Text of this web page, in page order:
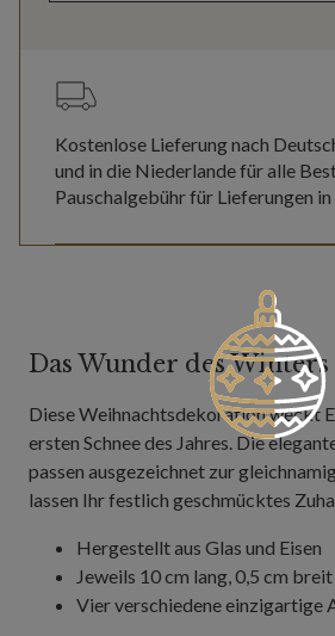
Kostenlose Lieferung nach
und in die Niederlande für alle
Pauschalgebühr für Lieferungen in
Das Wunder des Winters
Diese Weihnachtsdekoration weckt
ersten Schnee des Jahres. Die
passen ausgezeichnet zur
lassen Ihr festlich geschmücktes
Hergestellt aus Glas und Eisen
Jeweils 10 cm lang, 0,5 cm
Vier verschiedene einzigartige